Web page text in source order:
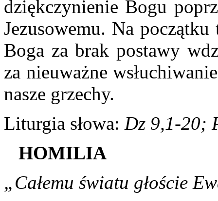
dziękczynienie Bogu
Jezusowemu. Na
Boga za brak postawy
za nieuważne
nasze grzechy.
Liturgia słowa: Dz 9,1-20;
HOMILIA
„Całemu światu głoście